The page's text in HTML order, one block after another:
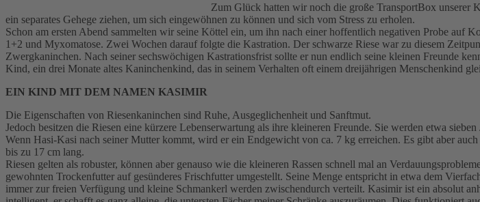
Zum Glück hatten wir noch die große TransportBox unserer
ein separates Gehege ziehen, um sich eingewöhnen zu können und sich vom Stress zu erholen.
Schon am ersten Abend sammelten wir seine Köttel ein, um ihn nach einer hoffentlich negativen Probe auf
1+2 und Myxomatose. Zwei Wochen darauf folgte die Kastration. Der schwarze Riese war zu diesem
Zwergkaninchen. Nach seiner sechswöchigen Kastrationsfrist sollte er nun endlich seine kleinen Freunde
Kind, ein drei Monate altes Kaninchenkind, das in seinem Verhalten oft einem dreijährigen Menschenkind
EIN KIND MIT DEM NAMEN KASIMIR
Die Eigenschaften von Riesenkaninchen sind Ruhe, Ausgeglichenheit und Sanftmut.
Jedoch besitzen die Riesen eine kürzere Lebenserwartung als ihre kleineren Freunde. Sie werden etwa sieben
Wenn Hasi-Kasi nach seiner Mutter kommt, wird er ein Endgewicht von ca. 7 kg erreichen. Es gibt aber
bis zu 17 cm lang.
Riesen gelten als robuster, können aber genauso wie die kleineren Rassen schnell mal an
gewohnten Trockenfutter auf gesünderes Frischfutter umgestellt. Seine Menge entspricht in etwa dem
immer zur freien Verfügung und kleine Schmankerl werden zwischendurch verteilt. Kasimir ist ein absolut